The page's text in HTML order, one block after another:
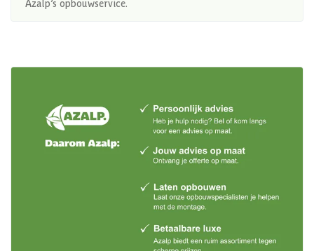
Azalp’s opbouwservice.